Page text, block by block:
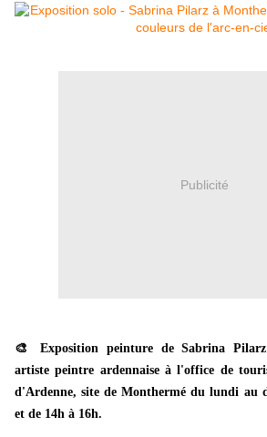
Publicité
🎨 Exposition peinture de Sabrina Pilarz
artiste peintre ardennaise à l'office de
d'Ardenne, site de Monthermé du lundi au
et de 14h à 16h.